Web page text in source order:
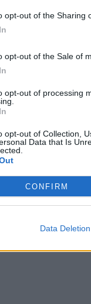
opt-out of the Sharing
opt-out of the Sale of
opt-out of processing
opt-out of Collection,
Data that Is
CONFIRM
Data Deletion
ΠΗΓΕΣ